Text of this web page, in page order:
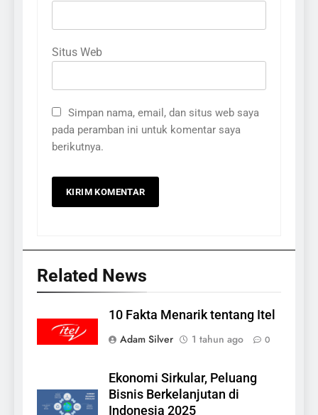
Situs Web
Simpan nama, email, dan situs web saya
pada peramban ini untuk komentar saya
berikutnya.
Related News
10 Fakta Menarik tentang Itel
Adam Silver
1 tahun ago 0
Ekonomi Sirkular, Peluang
Bisnis Berkelanjutan di
Indonesia 2025